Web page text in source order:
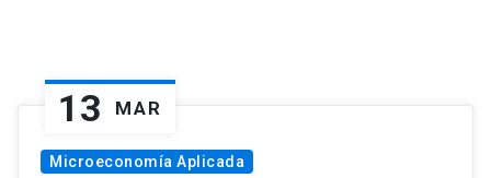
13 MAR
Microeconomía Aplicada